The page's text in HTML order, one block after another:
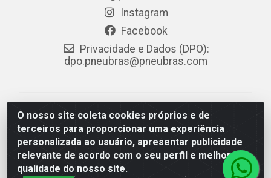
O nosso site coleta cookies próprios e de
terceiros para proporcionar uma experiência
personalizada ao usuário, apresentar publicidade
relevante de acordo com o seu perfil e melhorar a
qualidade do nosso site.
Instagram
Facebook
Privacidade e Dados (DPO):
dpo.pneubras@pneubras.com
PneuBras - Rodovia BR-101, KM 82 - Prazeres,
Jaboatão dos Guararapes/PE - CEP 54.335-000 - CNPJ
08.678.386/0001-05 - Pneubras Comércio de Pneus
Ltda